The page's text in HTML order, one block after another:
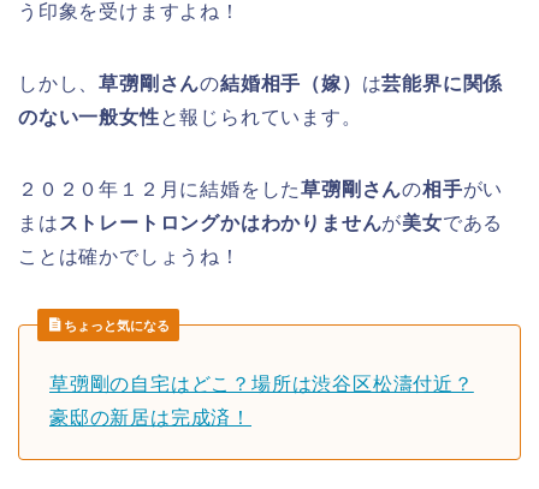
う印象を受けますよね！
しかし、草彅剛さんの結婚相手（嫁） は芸能界に関係
のない一般女性と報じられています。
２０２０年１２月に結婚をした草彅剛さんの相手がい
まは ストレートロングかはわかりませんが美女である
ことは確かでしょうね！
ちょっと気になる
草彅剛の自宅はどこ？場所は渋谷区松濤付近？
豪邸の新居は完成済！